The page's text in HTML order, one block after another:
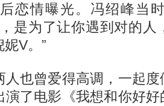
恋情曝光。冯绍峰当
是为了让你遇到对的人
V。”
也曾爱得高调，一起度
演了电影《我想和你好